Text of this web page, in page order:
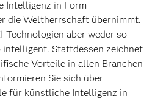
Intelligenz in Form
die Weltherrschaft übernimmt.
aber weder so
Stattdessen zeichnet
Vorteile in allen Branchen
Sie sich über
für künstliche Intelligenz in